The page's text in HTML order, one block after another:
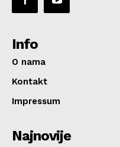
Info
O nama
Kontakt
Impressum
Najnovije